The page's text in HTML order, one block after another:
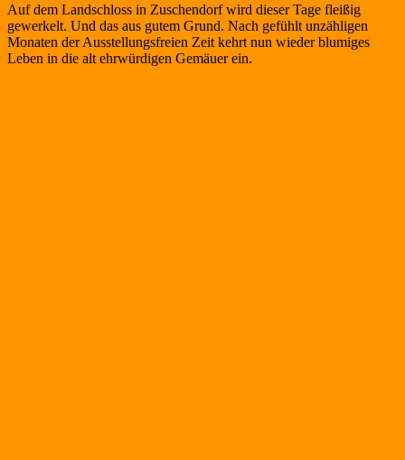
Auf dem Landschloss in Zuschendorf wird dieser Tage fleißig
gewerkelt. Und das aus gutem Grund. Nach gefühlt unzähligen
Monaten der Ausstellungsfreien Zeit kehrt nun wieder blumiges
Leben in die alt ehrwürdigen Gemäuer ein.